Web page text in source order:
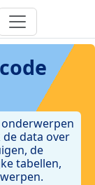
de data over
de
tabellen,